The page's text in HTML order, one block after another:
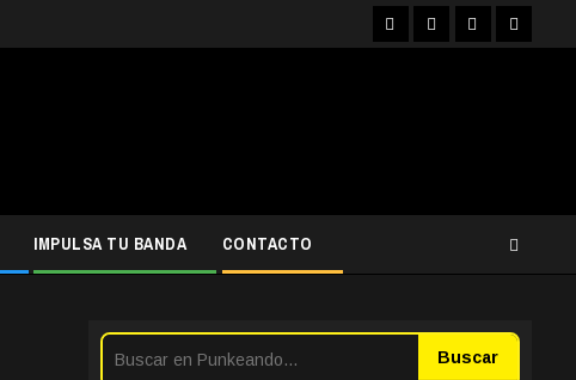
FacebookInstagram
YouTubeTwitter
IMPULSA TU BANDA CONTACTO
Buscar